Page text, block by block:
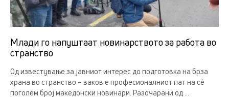
Млади го напуштаат новинарството за работа во
странство
Од известување за јавниот интерес до подготовка на брза
храна во странство – ваков е професионалниот пат на сè
поголем број македонски новинари. Разочарани од ...